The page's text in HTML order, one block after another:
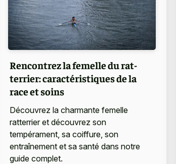
Rencontrez la femelle du rat-
terrier: caractéristiques de la
race et soins
Découvrez la charmante femelle
ratterrier et découvrez son
tempérament, sa coiffure, son
entraînement et sa santé dans notre
guide complet.